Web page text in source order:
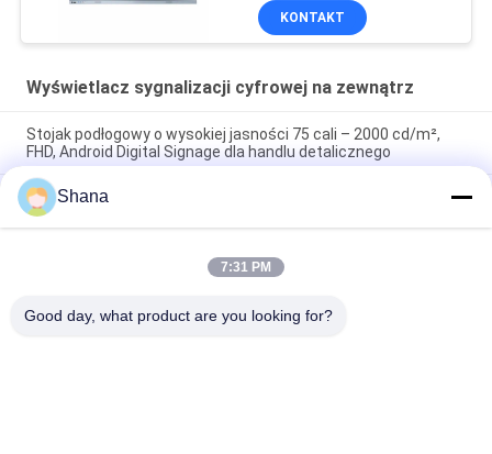
KONTAKT
Wyświetlacz sygnalizacji cyfrowej na zewnątrz
Stojak podłogowy o wysokiej jasności 75 cali – 2000 cd/m²,
FHD, Android Digital Signage dla handlu detalicznego
65" 4K UHD High Brightness Wall Light Box 2000 nits, E-LED,
Android 11 do sprzedaży detalicznej na zewnątrz i przestrzeni
publicznej
55-calowy wyświetlacz podłogowy o bardzo wysokiej jasności
Shana
7:31 PM
Good day, what product are you looking for?